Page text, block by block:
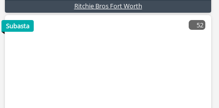
Ritchie Bros Fort Worth
52
Subasta